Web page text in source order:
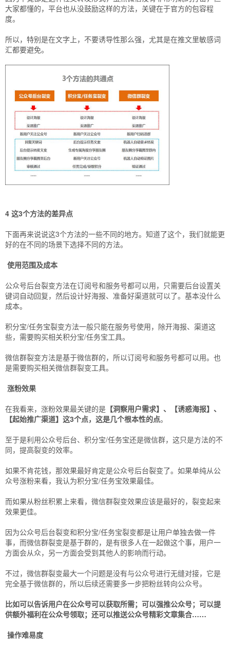
大家都懂的，平台也从没鼓励这样的方法，关键在于官方的包容程
度。
所以，特别是在文字上，不要诱导性那么强，尤其是在推文里敏感词
汇都要避免。
4 这3个方法的差异点
下面再来说说这3个方法的一些不同的地方。知道了这个，我们就能更
好的在不同的场景下选择不同的方法。
使用范围及成本
公众号后台裂变方法在订阅号和服务号都可以用，只需要后台设置关
键词自动回复，然后设计好海报、准备好渠道就可以了。基本没什么
成本。
积分宝/任务宝裂变方法一般只能在服务号使用，除开海报、渠道这
些，需要购买相关积分宝/任务宝工具。
微信群裂变方法是基于微信群的，所以订阅号和服务号都可以用。也
是需要购买相关微信群裂变工具。
涨粉效果
在我看来，涨粉效果最关键的是 【洞察用户需求】、【诱惑海报】、
【起始推广渠道】这3个点，这是几个根本性的点。
至于是利用公众号后台、积分宝/任务宝还是微信群，这只是方法的不
同，提高裂变的效率。
如果不肯花钱，那效果最好肯定是公众号后台裂变了。如果单纯从公
众号涨粉来看，我认为积分宝/任务宝效果最佳。
而如果从粉丝积累上来看，微信群裂变效果应该是最好的，裂变起来
效果更佳。
因为公众号后台裂变和积分宝/任务宝裂变都是让用户单独去做一件
事，而微信群裂变是基于群的，是有很多人在一起做这个事，用户一
方面会从众，另一方面会受到其他人的影响而行动。
不过，微信群裂变最大一个问题是没有与公众号进行无缝对接，它是
完全基于微信群的，所以后续还需要多一步把粉丝转向公众号。
比如可以告诉用户在公众号可以获取所需；可以强推公众号；可以提
供额外福利在公众号领取；还可以推送公众号精彩文章集合……
操作难易度